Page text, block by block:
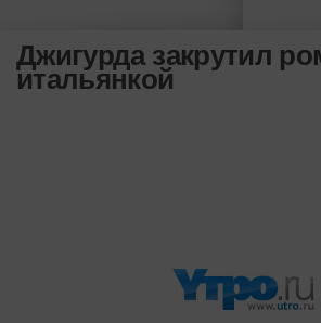
Джигурда закрутил
итальянкой